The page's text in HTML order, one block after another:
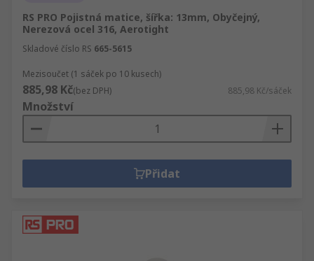
RS PRO Pojistná matice, šířka: 13mm, Obyčejný,
Nerezová ocel 316, Aerotight
Skladové číslo RS 665-5615
Mezisoučet (1 sáček po 10 kusech)
885,98 Kč(bez DPH) 885,98 Kč/sáček
Množství
Přidat